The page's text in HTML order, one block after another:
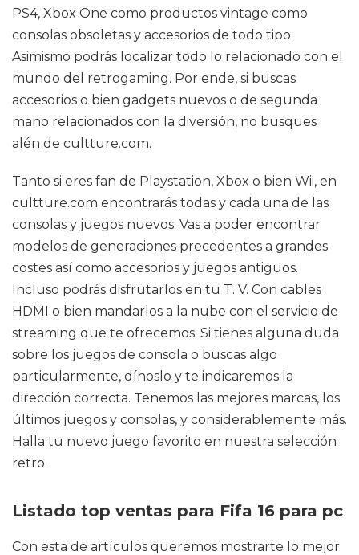
PS4, Xbox One como productos vintage como
consolas obsoletas y accesorios de todo tipo.
Asimismo podrás localizar todo lo relacionado con el
mundo del retrogaming. Por ende, si buscas
accesorios o bien gadgets nuevos o de segunda
mano relacionados con la diversión, no busques
alén de cultture.com.
Tanto si eres fan de Playstation, Xbox o bien Wii, en
cultture.com encontrarás todas y cada una de las
consolas y juegos nuevos. Vas a poder encontrar
modelos de generaciones precedentes a grandes
costes así como accesorios y juegos antiguos.
Incluso podrás disfrutarlos en tu T. V. Con cables
HDMI o bien mandarlos a la nube con el servicio de
streaming que te ofrecemos. Si tienes alguna duda
sobre los juegos de consola o buscas algo
particularmente, dínoslo y te indicaremos la
dirección correcta. Tenemos las mejores marcas, los
últimos juegos y consolas, y considerablemente más.
Halla tu nuevo juego favorito en nuestra selección
retro.
Listado top ventas para Fifa 16 para pc
Con esta de artículos queremos mostrarte lo mejor